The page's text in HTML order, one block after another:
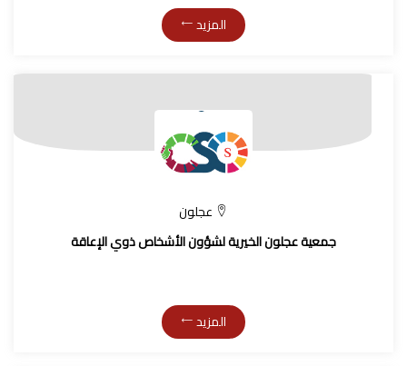
المزيد
عجلون
جمعية عجلون الخيرية لشؤون الأشخاص ذوي الإعاقة
المزيد